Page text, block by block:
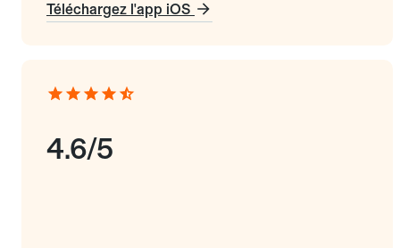
Téléchargez l'app iOS
4.6/5